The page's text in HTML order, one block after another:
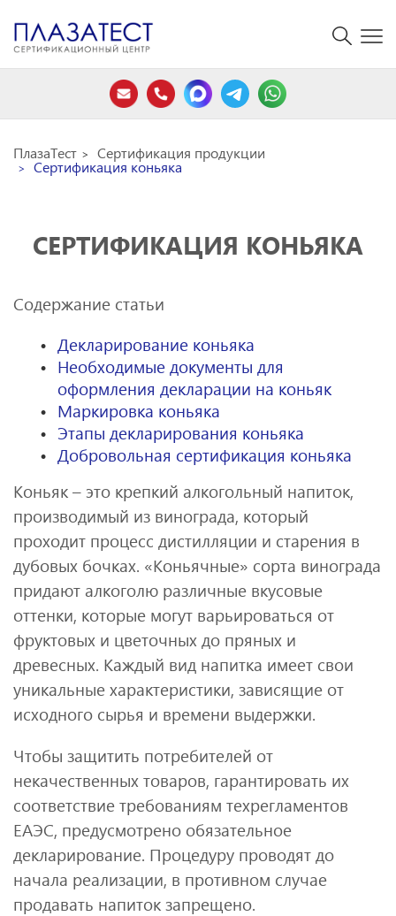
ПлазаТест Сертификация продукции
Сертификация коньяка
СЕРТИФИКАЦИЯ КОНЬЯКА
Содержание статьи
Декларирование коньяка
Необходимые документы для
оформления декларации на коньяк
Маркировка коньяка
Этапы декларирования коньяка
Добровольная сертификация коньяка
Коньяк – это крепкий алкогольный напиток,
производимый из винограда, который
проходит процесс дистилляции и старения в
дубовых бочках. «Коньячные» сорта винограда
придают алкоголю различные вкусовые
оттенки, которые могут варьироваться от
фруктовых и цветочных до пряных и
древесных. Каждый вид напитка имеет свои
уникальные характеристики, зависящие от
исходного сырья и времени выдержки.
Чтобы защитить потребителей от
некачественных товаров, гарантировать их
соответствие требованиям техрегламентов
ЕАЭС, предусмотрено обязательное
декларирование. Процедуру проводят до
начала реализации, в противном случае
продавать напиток запрещено.